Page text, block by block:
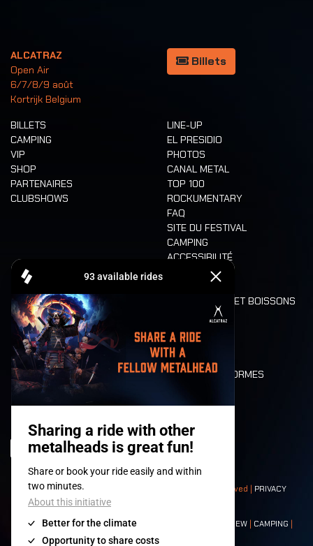
ALCATRAZ
Open Air
6/7/8/9 août
Kortrijk Belgium
Billets
BILLETS
CAMPING
VIP
SHOP
PARTENAIRES
CLUBSHOWS
LINE-UP
EL PRESIDIO
PHOTOS
CANAL METAL
TOP 100
ROCKUMENTARY
FAQ
SITE DU FESTIVAL
CAMPING
ACCESSIBILITÉ
CASHLESS
ALIMENTATION ET BOISSONS
LONE WOLVES
PLAN
DEATH RIDE
VALEURS ET NORMES
HISTOIRE
© 2008-2026- Apache Productions VZW – All rights reserved | PRIVACY
POLICY|CONDITIONS GÉNÉRALES
Contact:GENERAL| PARTNERSHIPS CREW | CAMPING |
NEIGHBOURS